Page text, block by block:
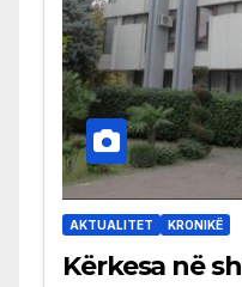
AKTUALITET KRONIKË
Kërkesa në